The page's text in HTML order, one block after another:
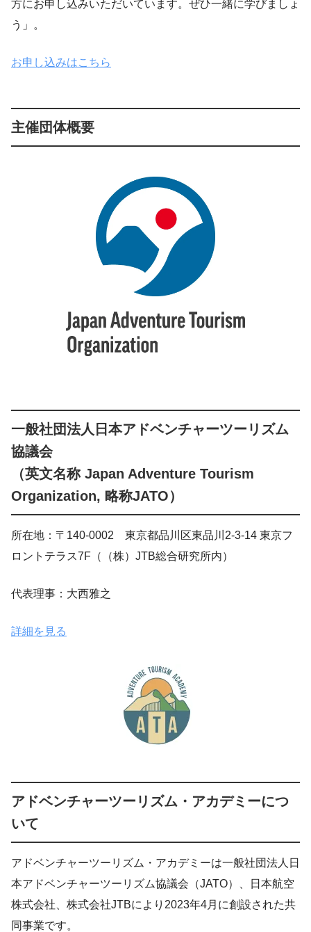
方にお申し込みいただいています。ぜひ一緒に学びましょ
う」。
お申し込みはこちら
主催団体概要
一般社団法人日本アドベンチャーツーリズム
協議会
（英文名称 Japan Adventure Tourism
Organization, 略称JATO）
所在地：〒140-0002 東京都品川区東品川2-3-14 東京フ
ロントテラス7F（（株）JTB総合研究所内）
代表理事：大西雅之
詳細を見る
アドベンチャーツーリズム・アカデミーにつ
いて
アドベンチャーツーリズム・アカデミーは一般社団法人日
本アドベンチャーツーリズム協議会（JATO）、日本航空
株式会社、株式会社JTBにより2023年4月に創設された共
同事業です。